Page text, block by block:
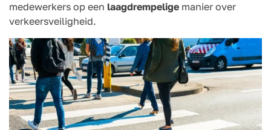
medewerkers op een laagdrempelige manier over
verkeersveiligheid.